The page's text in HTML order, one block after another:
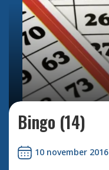
Bingo (14)
10 november 2016